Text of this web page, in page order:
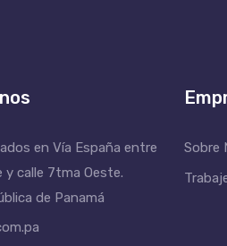
en Vía España entre
y calle 7tma Oeste.
de Panamá
Sobre